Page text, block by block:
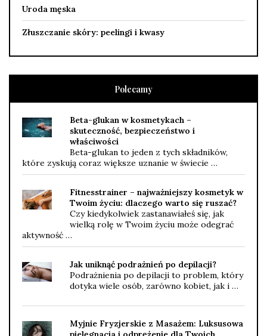
Uroda męska
Złuszczanie skóry: peelingi i kwasy
Polecamy
Beta-glukan w kosmetykach –
skuteczność, bezpieczeństwo i
właściwości
Beta-glukan to jeden z tych składników,
które zyskują coraz większe uznanie w świecie …
Fitnesstrainer – najważniejszy kosmetyk w
Twoim życiu: dlaczego warto się ruszać?
Czy kiedykolwiek zastanawiałeś się, jak
wielką rolę w Twoim życiu może odegrać
aktywność …
Jak uniknąć podrażnień po depilacji?
Podrażnienia po depilacji to problem, który
dotyka wiele osób, zarówno kobiet, jak i …
Myjnie Fryzjerskie z Masażem: Luksusowa